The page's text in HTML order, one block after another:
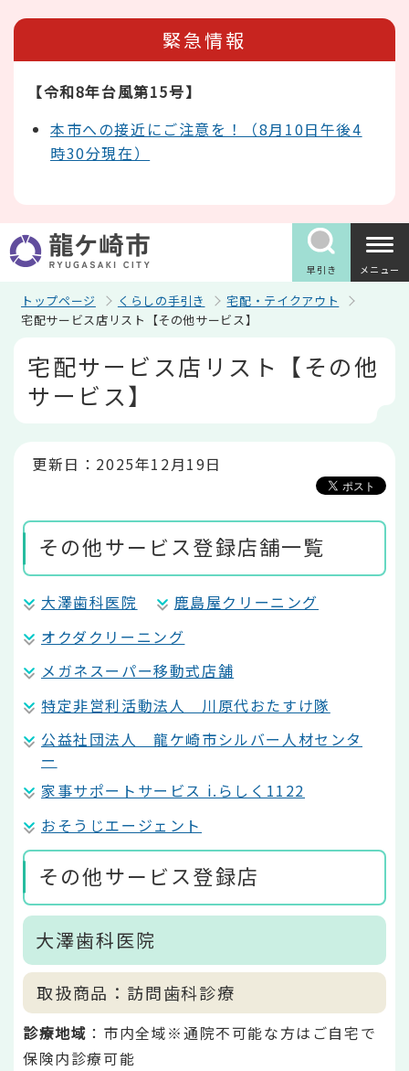
緊急情報
【令和8年台風第15号】
本市への接近にご注意を！（8月10日午後4
時30分現在）
早引き メニュー
トップページ くらしの手引き
宅配・テイクアウト
宅配サービス店リスト【その他サービス】
宅配サービス店リスト【その他
サービス】
更新日：2025年12月19日
その他サービス登録店舗一覧
大澤歯科医院
鹿島屋クリーニング
オクダクリーニング
メガネスーパー移動式店舗
特定非営利活動法人 川原代おたすけ隊
公益社団法人 龍ケ崎市シルバー人材センタ
ー
家事サポートサービス i.らしく1122
おそうじエージェント
その他サービス登録店
大澤歯科医院
取扱商品：訪問歯科診療
診療地域 ：市内全域※通院不可能な方はご自宅で
保険内診療可能